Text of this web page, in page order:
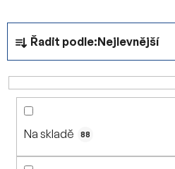
Ř
z
e
n
Řadit podle:Nejlevnější
Na skladě 88